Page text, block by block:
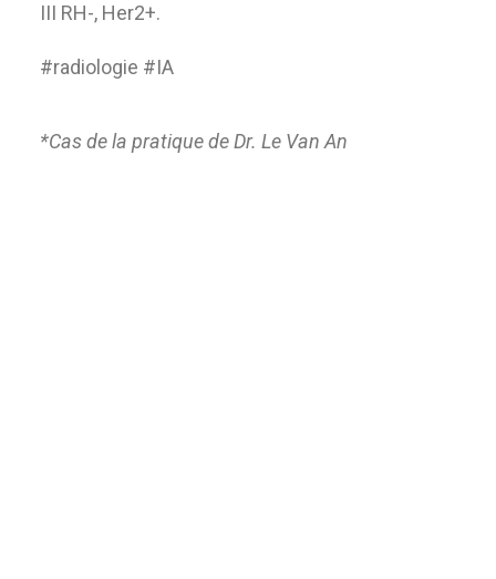
III RH-, Her2+.
#radiologie #IA
*Cas de la pratique de Dr. Le Van An